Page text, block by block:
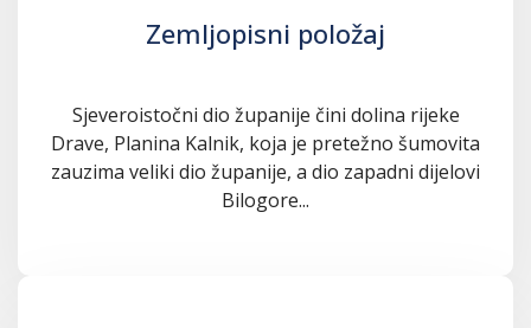
Zemljopisni položaj
Sjeveroistočni dio županije čini dolina rijeke
Drave, Planina Kalnik, koja je pretežno šumovita
zauzima veliki dio županije, a dio zapadni dijelovi
Bilogore...